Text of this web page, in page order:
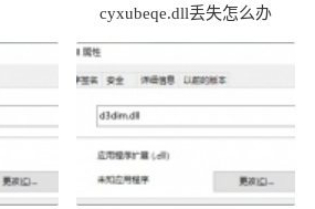
cyxubeqe.dll丢失怎么办